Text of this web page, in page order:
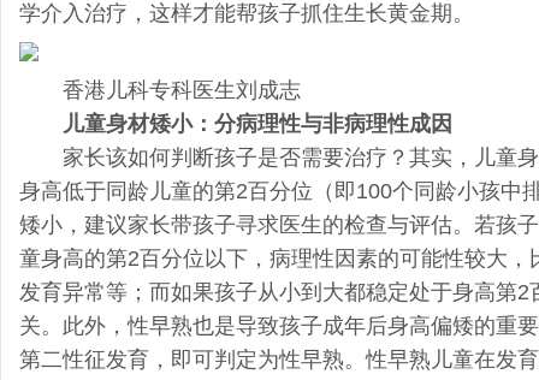
学介入治疗，这样才能帮孩子抓住生长黄金期。
香港儿科专科医生刘成志
儿童身材矮小：分病理性与非病理性成因
家长该如何判断孩子是否需要治疗？其实，儿童
身高低于同龄儿童的第2百分位（即100个同龄小孩中
矮小，建议家长带孩子寻求医生的检查与评估。若孩
童身高的第2百分位以下，病理性因素的可能性较大
发育异常等；而如果孩子从小到大都稳定处于身高第
关。此外，性早熟也是导致孩子成年后身高偏矮的重
第二性征发育，即可判定为性早熟。性早熟儿童在发